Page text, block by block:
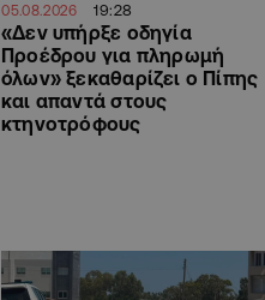
05.08.2026 19:28
«Δεν υπήρξε οδηγία
Προέδρου για πληρωμή
όλων» ξεκαθαρίζει ο Πίπης
και απαντά στους
κτηνοτρόφους